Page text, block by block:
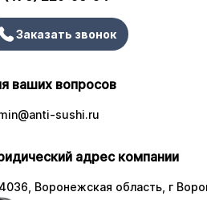
Заказать звонок
ваших вопросов
sushi.ru
адрес компании
Воронежская область, г